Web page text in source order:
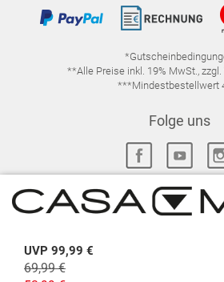
UVP 99,99 €
69,99 €
**Alle Preise inkl. 19% MwSt.,
***Mindestbestellwert
Folge uns
DATENSCHUTZ-EINSTELLUNGEN